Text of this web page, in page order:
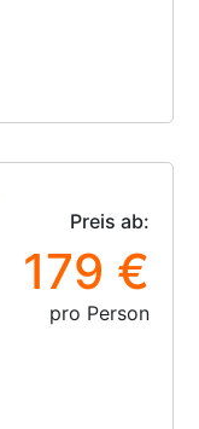
Preis ab:
179 €
pro Person